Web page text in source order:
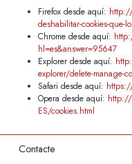
Firefox desde aquí:
deshabilitar-cookies-que-
Chrome desde aquí:
hl=es&answer=95647
Explorer desde aquí:
explorer/delete-manage-
Safari desde aquí:
Opera desde aquí: http://
ES/cookies.html
Contacte